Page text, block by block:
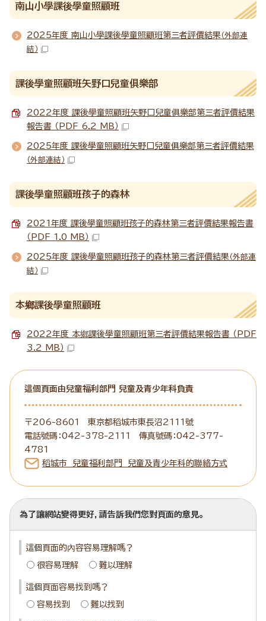
南山小學課後學童照顧班
2025年度 南山小學課後學童照顧班第三者評價結果（外部連
結）
課後學童照顧班矢野口兒童俱樂部
2022年度 課後學童照顧班矢野口兒童俱樂部第三者評價結果
報告書 （PDF 6.2 MB）
2025年度 課後學童照顧班矢野口兒童俱樂部第三者評價結果
（外部連結）
課後學童照顧班孩子的森林
2021年度 課後學童照顧班孩子的森林第三者評價結果報告書
（PDF 1.0 MB）
2025年度 課後學童照顧班孩子的森林第三者評價結果（外部連
結）
本鄉課後學童照顧班
2022年度 本鄉課後學童照顧班第三者評價結果報告書 （PDF
3.2 MB）
這個頁面由兒童福利部門 兒童及青少年科負責
〒206-8601 東京都稻城市東長沼2111號
電話號碼：042-378-2111 傳真號碼：042-377-
4781
稻城市 兒童福利部門 兒童及青少年科的聯絡方式
為了讓網站變得更好，請告訴我們您對頁面的意見。
這個頁面的內容容易理解嗎？
很容易理解 難以理解
這個頁面容易找到嗎？
容易找到 難以找到